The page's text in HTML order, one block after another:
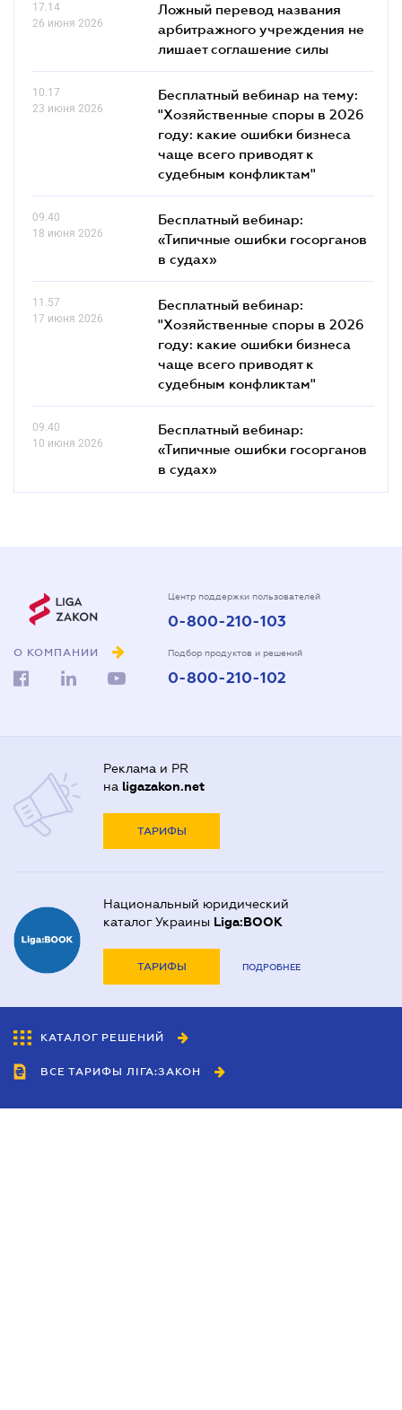
17.14
26 июня 2026
Ложный перевод названия
арбитражного учреждения не
лишает соглашение силы
10.17
23 июня 2026
Бесплатный вебинар на тему:
"Хозяйственные споры в 2026
году: какие ошибки бизнеса
чаще всего приводят к
судебным конфликтам"
09.40
18 июня 2026
Бесплатный вебинар:
«Типичные ошибки госорганов
в судах»
11.57
17 июня 2026
Бесплатный вебинар:
"Хозяйственные споры в 2026
году: какие ошибки бизнеса
чаще всего приводят к
судебным конфликтам"
09.40
10 июня 2026
Бесплатный вебинар:
«Типичные ошибки госорганов
в судах»
О КОМПАНИИ
Центр поддержки пользователей
0-800-210-103
Подбор продуктов и решений
0-800-210-102
Реклама и PR
на ligazakon.net
ТАРИФЫ
Национальный юридический
каталог Украины Liga:BOOK
ТАРИФЫ ПОДРОБНЕЕ
КАТАЛОГ РЕШЕНИЙ
ВСЕ ТАРИФЫ ЛІГА:ЗАКОН